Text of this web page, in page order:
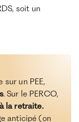
soit un
sur un PEE,
. Sur le PERCO,
la retraite.
anticipé (on